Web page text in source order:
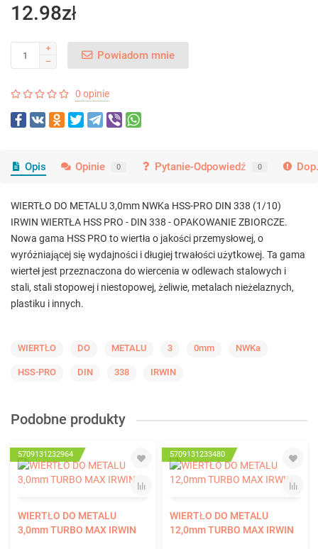
12.98zł
Powiadom mnie
0 opinie
Opis Opinie 0 Pytanie-Odpowiedź 0
WIERTŁO DO METALU 3,0mm NWKa HSS-PRO DIN 338 (1/10)
IRWIN WIERTŁA HSS PRO - DIN 338 - OPAKOWANIE ZBIORCZE.
Nowa gama HSS PRO to wiertła o jakości przemysłowej, o
wyróżniającej się wydajności i długiej trwałości użytkowej. Ta gama
wierteł jest przeznaczona do wiercenia w odlewach stalowych i
stali, stali stopowej i niestopowej, żeliwie, metalach nieżelaznych,
plastiku i innych.
WIERTŁO DO METALU 3 0mm NWKa
HSS-PRO DIN 338 IRWIN
Podobne produkty
5709131232964
WIERTŁO DO METALU
3,0mm TURBO MAX IRWIN
5709131233480
WIERTŁO DO METALU
12,0mm TURBO MAX IRWIN